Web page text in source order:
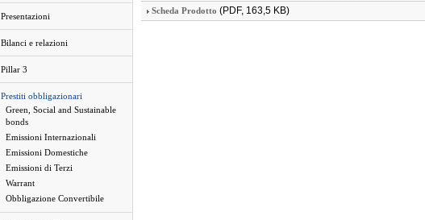
Presentazioni
Bilanci e relazioni
Pillar 3
Prestiti obbligazionari
Green, Social and Sustainable
bonds
Emissioni Internazionali
Emissioni Domestiche
Emissioni di Terzi
Warrant
Obbligazione Convertibile
Scheda Prodotto (PDF, 163,5 KB)